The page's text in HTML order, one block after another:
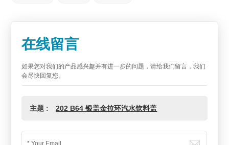
在线留言
如果您对我们的产品感兴趣并有进一步的问题，请给我们留言，我们
会尽快回复您。
主题 : 202 B64 银盖金拉环汽水饮料盖